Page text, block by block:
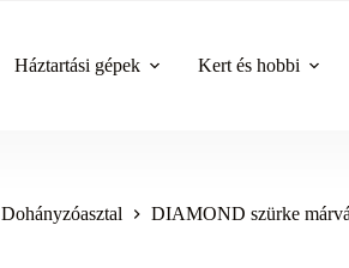
Háztartási gépek Kert és hobbi
Dohányzóasztal DIAMOND szürke